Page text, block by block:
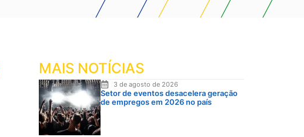
MAIS NOTÍCIAS
3 de agosto de 2026
Setor de eventos desacelera geração
de empregos em 2026 no país